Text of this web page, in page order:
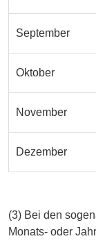
September
Oktober
November
Dezember
(3) Bei den
Monats- oder